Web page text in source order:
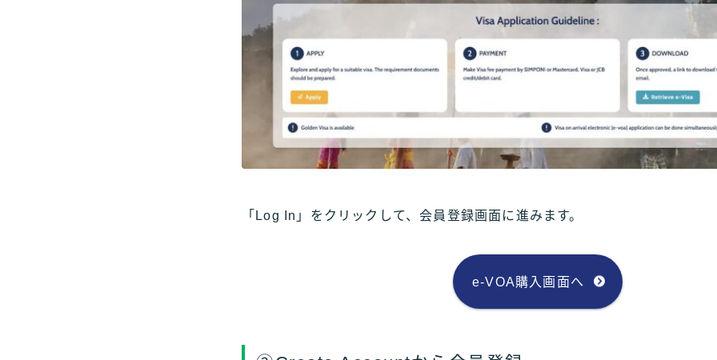
「Log In」をクリックして、会員登録画面に進みます。
e-VOA購入画面へ